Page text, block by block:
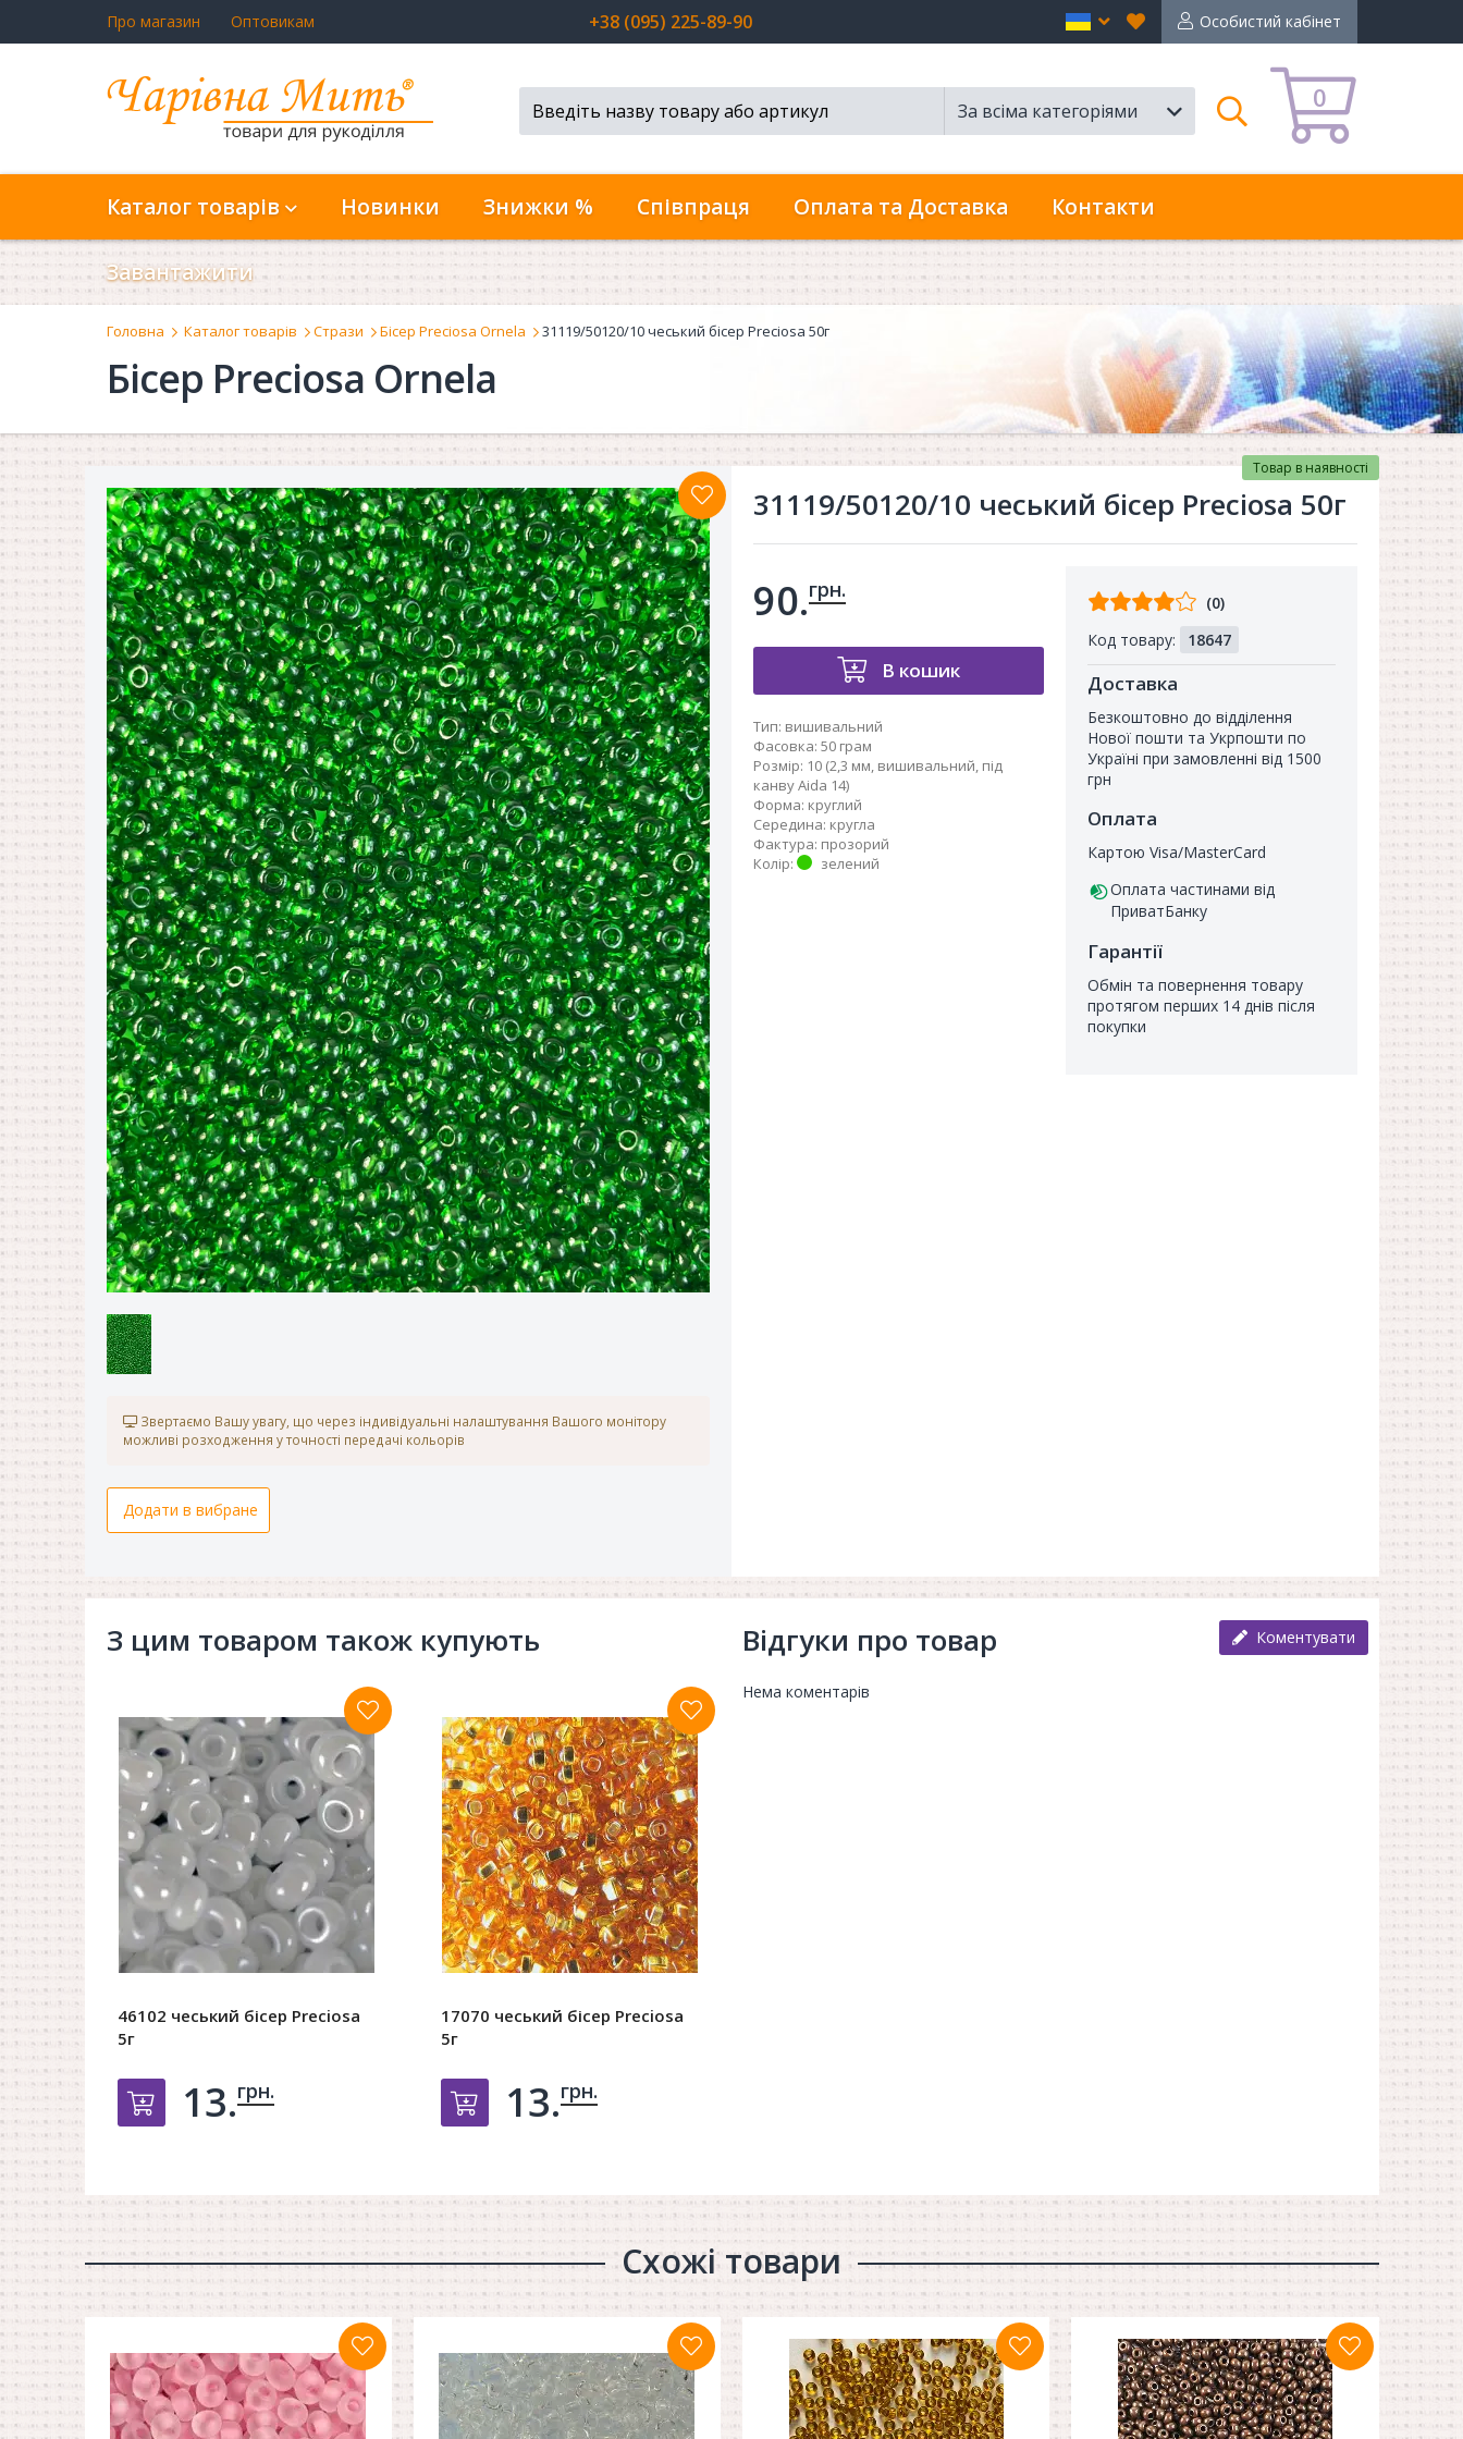
Про магазин Оптовикам +38 (095) 225-89-90 Особистий кабінет
Вибране
en
0
За всіма категоріями
Пошук
Каталог товарів Новинки Знижки % Співпраця Оплата та Доставка Контакти
Завантажити
Головна Каталог товарів Стрази Бісер Preciosa Ornela 31119/50120/10 чеський бісер Preciosa 50г
Бісер Preciosa Ornela
Звертаємо Вашу увагу, що через індивідуальні налаштування Вашого монітору
можливі розходження у точності передачі кольорів
Додати в вибране
31119/50120/10 чеський бісер Preciosa 50г
Товар в наявності
90.грн.
В кошик
Тип: вишивальний
Фасовка: 50 грам
Розмір: 10 (2,3 мм, вишивальний, під
канву Aida 14)
Форма: круглий
Середина: кругла
Фактура: прозорий
Колір: зелений
Відгуків
покупців
(0)
Код товару:
18647
Доставка
Безкоштовно до відділення
Нової пошти та Укрпошти по
Україні при замовленні від 1500
грн
Оплата
Картою Visa/MasterCard
Оплата частинами від
ПриватБанку
Гарантії
Обмін та повернення товару
протягом перших 14 днів після
покупки
З цим товаром також купують
46102 чеський бісер Preciosa
5г
Добавить в корзину
13.грн.
17070 чеський бісер Preciosa
5г
Добавить в корзину
13.грн.
Відгуки про товар Коментувати
Нема коментарів
Схожі товари